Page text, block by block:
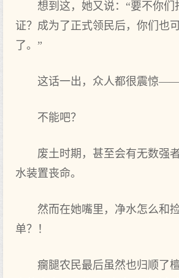
想到这，她又说：“要不你们
证？成为了正式领民后，你们也
了。”
这话一出，众人都很震惊
不能吧？
废土时期，甚至会有无数强
水装置丧命。
然而在她嘴里，净水怎么和
单？！
瘸腿农民最后虽然也归顺了